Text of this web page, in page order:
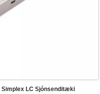
Simplex LC Sjónsenditæki